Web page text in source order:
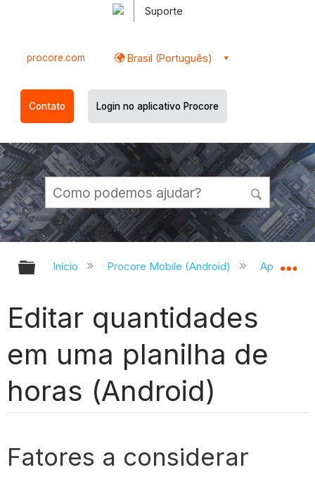
Suporte
procore.com Brasil (Português)
Contato Login no aplicativo Procore
Expandir/recolher hierarquia
Início Procore Mobile (Android) Aplicativo
Editar quantidades
em uma planilha de
horas (Android)
Fatores a considerar